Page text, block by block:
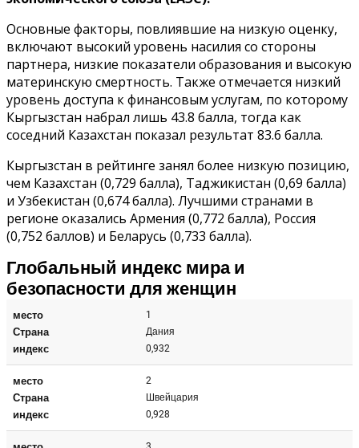
Основные факторы, повлиявшие на низкую оценку,
включают высокий уровень насилия со стороны
партнера, низкие показатели образования и высокую
материнскую смертность. Также отмечается низкий
уровень доступа к финансовым услугам, по которому
Кыргызстан набрал лишь 43.8 балла, тогда как
соседний Казахстан показал результат 83.6 балла.
Кыргызстан в рейтинге занял более низкую позицию,
чем Казахстан (0,729 балла), Таджикистан (0,69 балла)
и Узбекистан (0,674 балла). Лучшими странами в
регионе оказались Армения (0,772 балла), Россия
(0,752 баллов) и Беларусь (0,733 балла).